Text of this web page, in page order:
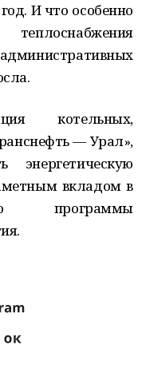
И что особенно
котельных,
— Урал»,
вкладом в
программы